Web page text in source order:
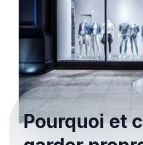
Pourquoi et